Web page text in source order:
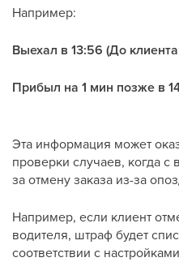
Например:
Выехал в 13:56 (До
Прибыл на 1 мин позже в
Эта информация может
проверки случаев, когда
за отмену заказа из-за
Например, если клиент
водителя, штраф будет
соответствии с настройками